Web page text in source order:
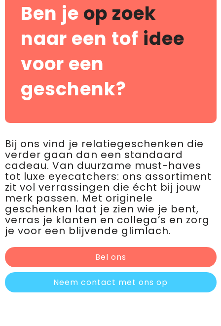
Ben je op zoek
naar een tof idee
voor een
geschenk?
Bij ons vind je relatiegeschenken die
verder gaan dan een standaard
cadeau. Van duurzame must-haves
tot luxe eyecatchers: ons assortiment
zit vol verrassingen die écht bij jouw
merk passen. Met originele
geschenken laat je zien wie je bent,
verras je klanten en collega’s en zorg
je voor een blijvende glimlach.
Bel ons
Neem contact met ons op